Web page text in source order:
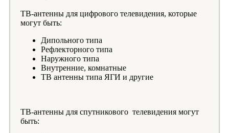
ТВ-антенны для цифрового телевидения, которые
могут быть:
Дипольного типа
Рефлекторного типа
Наружного типа
Внутренние, комнатные
ТВ антенны типа ЯГИ и другие
ТВ-антенны для спутникового телевидения могут
быть: